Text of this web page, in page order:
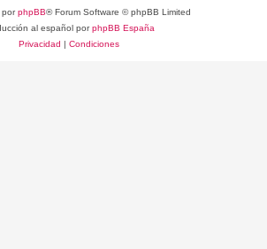
porphpBB® Forum Software © phpBB Limited
al español porphpBB España
Privacidad | Condiciones